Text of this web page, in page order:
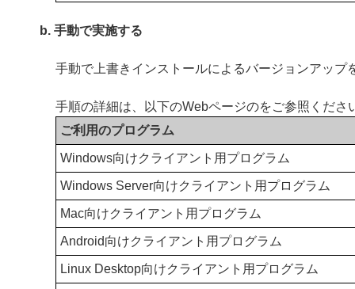
b. 手動で実施する
手動で上書きインストールによるバージョンアップ
手順の詳細は、以下のWebページのをご参照くださ
ご利用のプログラム
Windows向けクライアント用プログラム
Windows Server向けクライアント用プログラム
Mac向けクライアント用プログラム
Android向けクライアント用プログラム
Linux Desktop向けクライアント用プログラム